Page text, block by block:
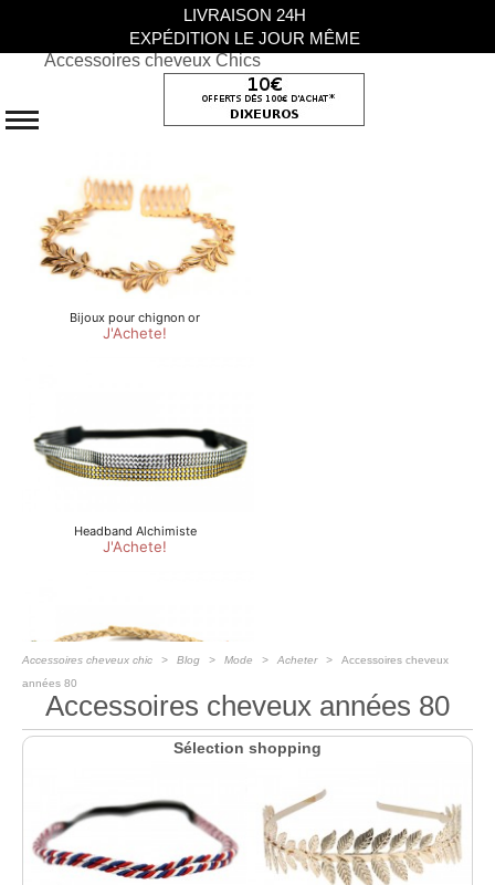
Accessoires cheveux Chics
Accessoires cheveux chic Blog Mode Acheter
Accessoires cheveux
années 80
Accessoires cheveux années 80
Sélection shopping
LIVRAISON 24H
EXPÉDITION LE JOUR MÊME